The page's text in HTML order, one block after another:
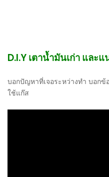
D.I.Y เตาน้ำมันเก่า และ
บอกปัญหาที่เจอระหว่างทำ บอกข้
ใช้แก๊ส